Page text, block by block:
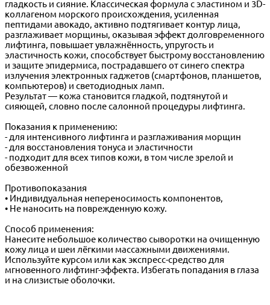
гладкость и сияние. Классическая формула с эластином и 3D-
коллагеном морского происхождения, усиленная
пептидами авокадо, активно подтягивает контур лица,
разглаживает морщины, оказывая эффект долговременного
лифтинга, повышает увлажнённость, упругость и
эластичность кожи, способствует быстрому восстановлению
и защите эпидермиса, пострадавшего от синего спектра
излучения электронных гаджетов (смартфонов, планшетов,
компьютеров) и светодиодных ламп.
Результат — кожа становится гладкой, подтянутой и
сияющей, словно после салонной процедуры лифтинга.
Показания к применению:
- для интенсивного лифтинга и разглаживания морщин
- для восстановления тонуса и эластичности
- подходит для всех типов кожи, в том числе зрелой и
обезвоженной
Противопоказания
• Индивидуальная непереносимость компонентов,
• Не наносить на поврежденную кожу.
Способ применения:
Нанесите небольшое количество сыворотки на очищенную
кожу лица и шеи лёгкими массажными движениями.
Используйте курсом или как экспресс-средство для
мгновенного лифтинг-эффекта. Избегать попадания в глаза
и на слизистые оболочки.